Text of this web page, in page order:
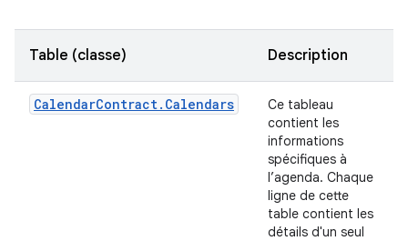
Table (classe) Description
CalendarContract.Calendars
Ce tableau
contient les
informations
spécifiques à
l’agenda. Chaque
ligne de cette
table contient les
détails d'un seul